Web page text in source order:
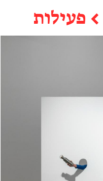
← פעילות